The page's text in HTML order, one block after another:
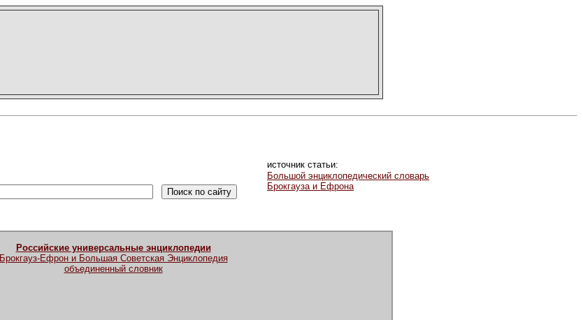
источник статьи:
Большой энциклопедический словарь
Брокгауза и Ефрона
Российские универсальные энциклопедии
Брокгауз-Ефрон и Большая Советская Энциклопедия
объединенный словник